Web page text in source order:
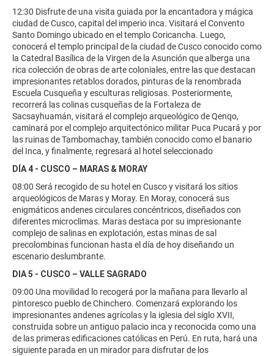
12:30 Disfrute de una visita guiada por la encantadora y mágica
ciudad de Cusco, capital del imperio inca. Visitará el Convento
Santo Domingo ubicado en el templo Coricancha. Luego,
conocerá el templo principal de la ciudad de Cusco conocido como
la Catedral Basílica de la Virgen de la Asunción que alberga una
rica colección de obras de arte coloniales, entre las que destacan
impresionantes retablos dorados, pinturas de la renombrada
Escuela Cusqueña y esculturas religiosas. Posteriormente,
recorrerá las colinas cusqueñas de la Fortaleza de
Sacsayhuamán, visitará el complejo arqueológico de Qenqo,
caminará por el complejo arquitectónico militar Puca Pucará y por
las ruinas de Tambomachay, también conocido como el banario
del Inca, y finalmente, regresará al hotel seleccionado
DÍA 4 - CUSCO – MARAS & MORAY
08:00 Será recogido de su hotel en Cusco y visitará los sitios
arqueológicos de Maras y Moray. En Moray, conocerá sus
enigmáticos andenes circulares concéntricos, diseñados con
diferentes microclimas. Maras destaca por su impresionante
complejo de salinas en explotación, estas minas de sal
precolombinas funcionan hasta el día de hoy diseñando un
escenario deslumbrante.
DIA 5 - CUSCO – VALLE SAGRADO
09:00 Una movilidad lo recogerá por la mañana para llevarlo al
pintoresco pueblo de Chinchero. Comenzará explorando los
impresionantes andenes agrícolas y la iglesia del siglo XVII,
construida sobre un antiguo palacio inca y reconocida como una
de las primeras edificaciones católicas en Perú. En ruta, hará una
siguiente parada en un mirador para disfrutar de los